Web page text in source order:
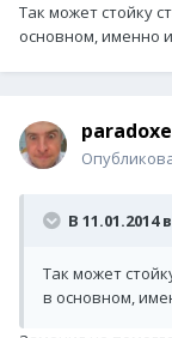
Так может стойку
основном, именно
В 11.01.2014
Так может
в основном,